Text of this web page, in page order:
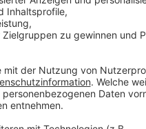
ausgewählt.
Schützenzelt